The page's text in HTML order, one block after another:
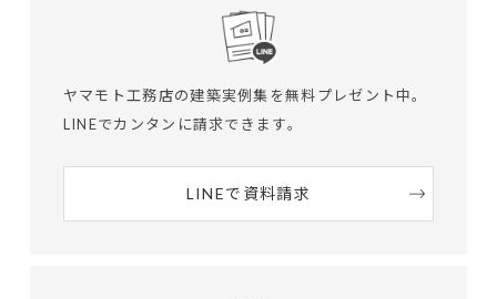
ヤマモト工務店の建築実例集を無料プレゼント中。
LINEでカンタンに請求できます。
LINEで資料請求